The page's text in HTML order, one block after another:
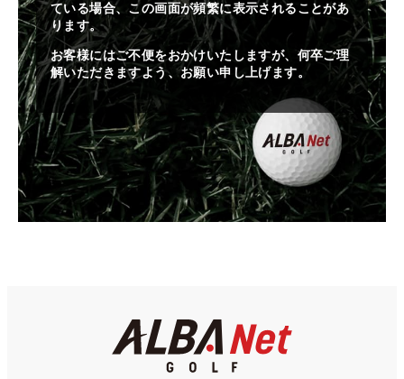
ている場合、この画面が頻繁に表示されることがあ
ります。
お客様にはご不便をおかけいたしますが、何卒ご理
解いただきますよう、お願い申し上げます。